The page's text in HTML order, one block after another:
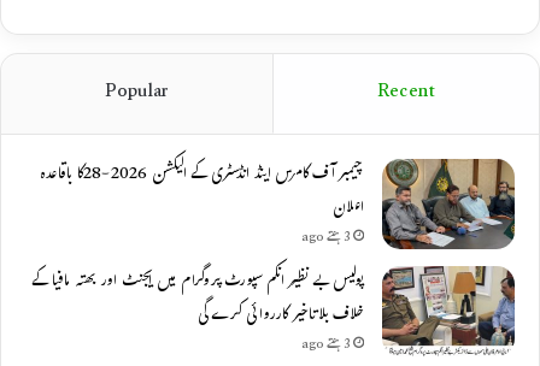
Recent
Popular
چیمبر آف کامرس اینڈ انڈسٹری کے الیکشن 2026-28کا باقاعدہ
اعلان
3 ہفتے ago
پولیس بے نظیر انکم سپورٹ پروگرام میں ایجنٹ اور بھتہ مافیا کے
خلاف بلاتاخیر کارروائی کرے گی
3 ہفتے ago